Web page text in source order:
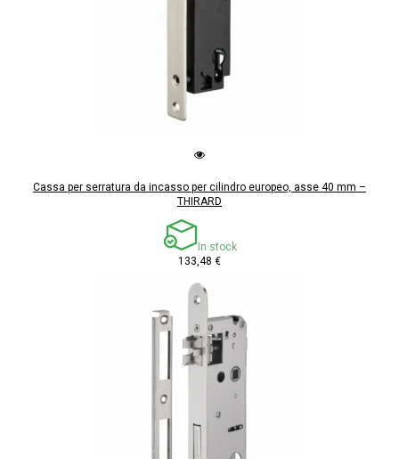
Cassa per serratura da incasso per cilindro europeo, asse 40 mm –
THIRARD
In stock
133,48 €